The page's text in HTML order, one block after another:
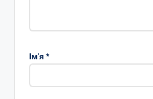
Ім'я*